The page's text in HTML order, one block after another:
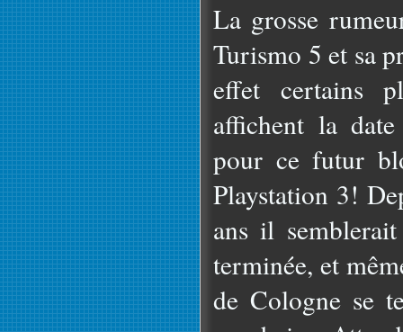
La grosse
Turismo 5 et sa
effet certains
affichent la
pour ce futur
Playstation 3!
ans il
terminée, et
de Cologne se